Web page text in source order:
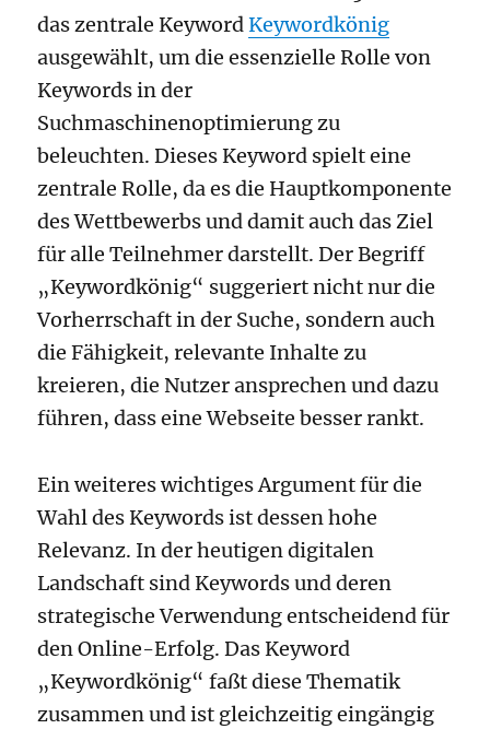
das zentrale KeywordKeywordkönig
ausgewählt, um die essenzielle Rolle von
Keywords in der
Suchmaschinenoptimierung zu
beleuchten. Dieses Keyword spielt eine
zentrale Rolle, da es die Hauptkomponente
des Wettbewerbs und damit auch das Ziel
für alle Teilnehmer darstellt. Der Begriff
„Keywordkönig“ suggeriert nicht nur die
Vorherrschaft in der Suche, sondern auch
die Fähigkeit, relevante Inhalte zu
kreieren, die Nutzer ansprechen und dazu
führen, dass eine Webseite besser rankt.
Ein weiteres wichtiges Argument für die
Wahl des Keywords ist dessen hohe
Relevanz. In der heutigen digitalen
Landschaft sind Keywords und deren
strategische Verwendung entscheidend für
den Online-Erfolg. Das Keyword
„Keywordkönig“ faßt diese Thematik
zusammen und ist gleichzeitig eingängig